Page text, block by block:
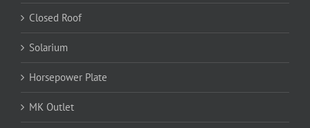
Closed Roof
Solarium
Horsepower Plate
MK Outlet